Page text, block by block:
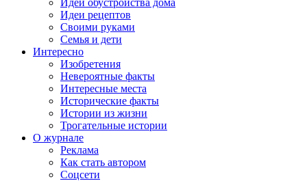
Идеи обустройства дома
Идеи рецептов
Своими руками
Семья и дети
Интересно
Изобретения
Невероятные факты
Интересные места
Исторические факты
Истории из жизни
Трогательные истории
О журнале
Реклама
Как стать автором
Соцсети